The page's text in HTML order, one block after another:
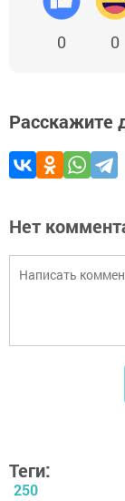
0 0
Расскажите
Нет
Теги:
250